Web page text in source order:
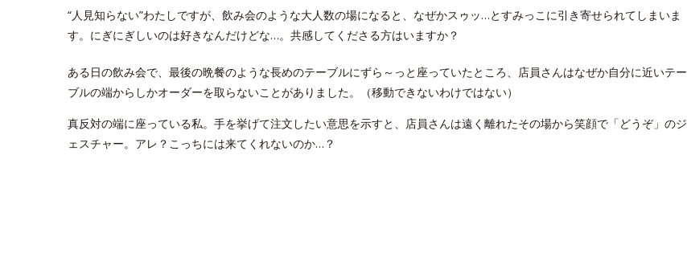
“人見知らない”わたしですが、飲み会のような大人数の場になると、なぜかスゥッ…とすみっこに引き寄せられてしまいま
す。にぎにぎしいのは好きなんだけどな…。共感してくださる方はいますか？
ある日の飲み会で、最後の晩餐のような長めのテーブルにずら～っと座っていたところ、店員さんはなぜか自分に近いテー
ブルの端からしかオーダーを取らないことがありました。（移動できないわけではない）
真反対の端に座っている私。手を挙げて注文したい意思を示すと、店員さんは遠く離れたその場から笑顔で「どうぞ」のジ
ェスチャー。アレ？こっちには来てくれないのか…？